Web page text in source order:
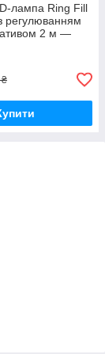
лампа Ring Fill
регулюванням
2 м —
блогерів,
віде
₴